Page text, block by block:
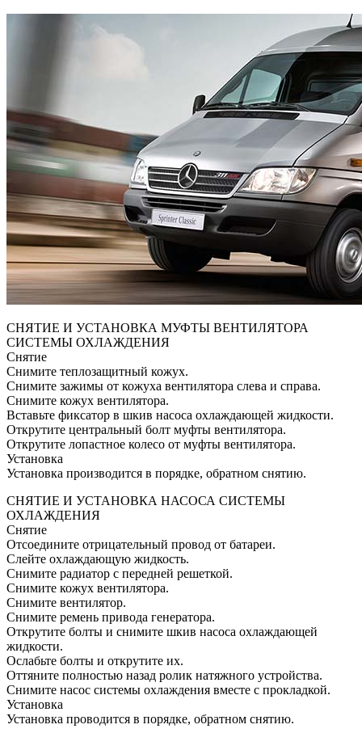
СНЯТИЕ И УСТАНОВКА МУФТЫ ВЕНТИЛЯТОРА
СИСТЕМЫ ОХЛАЖДЕНИЯ
Снятие
Снимите теплозащитный кожух.
Снимите зажимы от кожуха вентилятора слева и справа.
Снимите кожух вентилятора.
Вставьте фиксатор в шкив насоса охлаждающей жидкости.
Открутите центральный болт муфты вентилятора.
Открутите лопастное колесо от муфты вентилятора.
Установка
Установка производится в порядке, обратном снятию.
СНЯТИЕ И УСТАНОВКА НАСОСА СИСТЕМЫ
ОХЛАЖДЕНИЯ
Снятие
Отсоедините отрицательный провод от батареи.
Слейте охлаждающую жидкость.
Снимите радиатор с передней решеткой.
Снимите кожух вентилятора.
Снимите вентилятор.
Снимите ремень привода генератора.
Открутите болты и снимите шкив насоса охлаждающей
жидкости.
Ослабьте болты и открутите их.
Оттяните полностью назад ролик натяжного устройства.
Снимите насос системы охлаждения вместе с прокладкой.
Установка
Установка проводится в порядке, обратном снятию.